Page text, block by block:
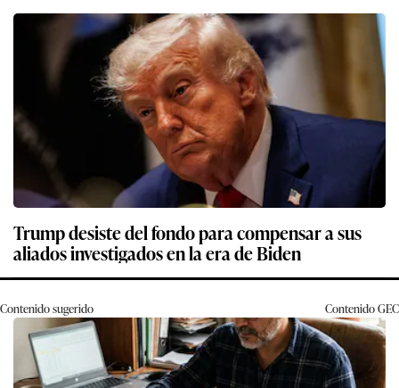
Trump desiste del fondo para compensar a sus
aliados investigados en la era de Biden
Contenido sugerido ContenidoGEC